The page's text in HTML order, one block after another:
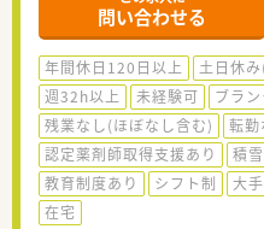
問い合わせる
年間休日120日以上 土日休
週32h以上
未経験可 ブラ
残業なし(ほぼなし含む)
転勤
認定薬剤師取得支援あり
積
教育制度あり
シフト制 大
在宅